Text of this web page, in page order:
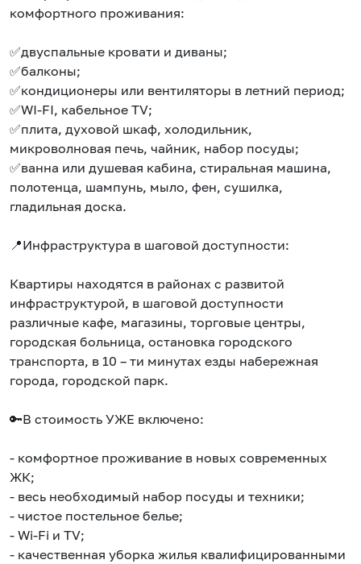
комфортного проживания:
✅двуспальные кровати и диваны;
✅балконы;
✅кондиционеры или вентиляторы в летний период;
✅WI-FI, кабельное ТV;
✅плита, духовой шкаф, холодильник,
микроволновая печь, чайник, набор посуды;
✅ванна или душевая кабина, стиральная машина,
полотенца, шампунь, мыло, фен, сушилка,
гладильная доска.
📍Инфраструктура в шаговой доступности:
Квартиры находятся в районах с развитой
инфраструктурой, в шаговой доступности
различные кафе, магазины, торговые центры,
городская больница, остановка городского
транспорта, в 10 – ти минутах езды набережная
города, городской парк.
🔑В стоимость УЖЕ включено:
- комфортное проживание в новых современных
ЖК;
- весь необходимый набор посуды и техники;
- чистое постельное белье;
- Wi-Fi и ТV;
- качественная уборка жилья квалифицированными